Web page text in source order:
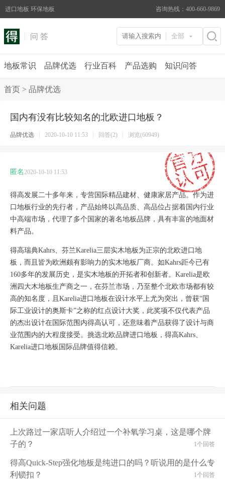
进口地板 环保地板 咨询热线：400-660-9869
问 答 全部
地板常识 品牌优选 行业百科 产品选购 知识问答
首页 > 品牌优选
国内有没有比较知名的北欧进口地板？
品牌优选 2020-10-10 11:53 回答(2) 浏览(60949)
匿名2020-10-10 11:53
得高发展二十多年来，专营国际精品建材、健康家居产品。作为进
口地板行业的先行者，产品始终以高品质、高品位占据着国内行业
中高端市场，代理了多个国家的著名地板品牌，具有丰富的地面材
料产品。
得高瑞典Kahrs、芬兰Karelia三层实木地板为正宗的北欧进口地
板，而且皆为欧洲颇有影响力的实木地板厂商。如Kahrs距今已有
160多年的发展历史，是实木地板的开拓者和创新者。 Karelia是欧
洲四大木地板生产商之一，在芬兰市场，乃至整个北欧市场都有较
高的知名度，且 Karelia进口地板在设计水平上尤为突出，曾获“国
际工业设计的奥斯卡”之称的红点设计大奖，此奖项不仅代表产品
的杰出设计在国际范围内得高认可，还意味着产品获得了设计与商
业范围内的大程度接受。挑选北欧品牌进口地板，得高Kahrs、
Karelia进口地板国际品牌值得信赖。
相关问题
上次路过一家店听人介绍过一个补氧学习桌，这是哪个牌
子的？
1个回答
得高Quick-Step强化地板是纯进口的吗？听说用的是什么专
利锁扣？
1个回答